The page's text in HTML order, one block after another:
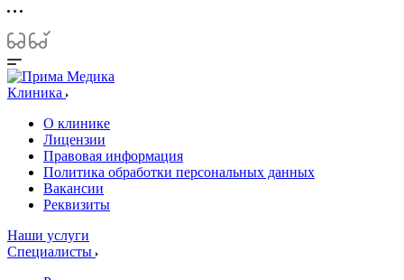
Клиника
О клинике
Лицензии
Правовая информация
Политика обработки персональных данных
Вакансии
Реквизиты
Наши услуги
Специалисты